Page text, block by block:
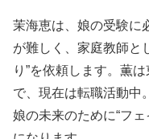
茉海恵は、娘の受験に
が難しく、家庭教師と
り”を依頼します。薫
で、現在は転職活動中
娘の未来のために“フ